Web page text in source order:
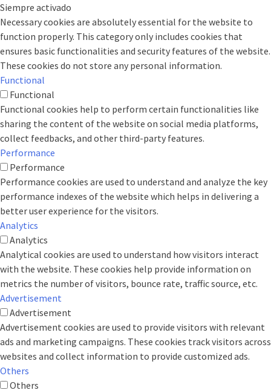
Siempre activado
Necessary cookies are absolutely essential for the website to
function properly. This category only includes cookies that
ensures basic functionalities and security features of the website.
These cookies do not store any personal information.
Functional
Functional
Functional cookies help to perform certain functionalities like
sharing the content of the website on social media platforms,
collect feedbacks, and other third-party features.
Performance
Performance
Performance cookies are used to understand and analyze the key
performance indexes of the website which helps in delivering a
better user experience for the visitors.
Analytics
Analytics
Analytical cookies are used to understand how visitors interact
with the website. These cookies help provide information on
metrics the number of visitors, bounce rate, traffic source, etc.
Advertisement
Advertisement
Advertisement cookies are used to provide visitors with relevant
ads and marketing campaigns. These cookies track visitors across
websites and collect information to provide customized ads.
Others
Others